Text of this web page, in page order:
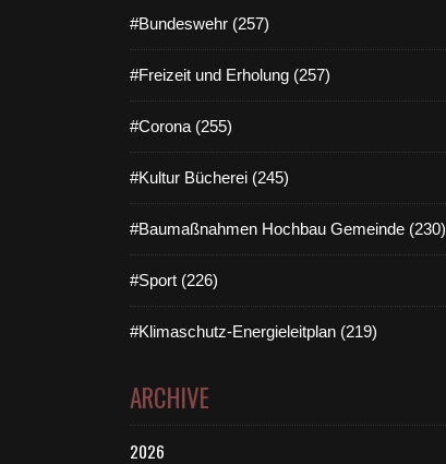
#Bundeswehr (257)
#Freizeit und Erholung (257)
#Corona (255)
#Kultur Bücherei (245)
#Baumaßnahmen Hochbau Gemeinde (230)
#Sport (226)
#Klimaschutz-Energieleitplan (219)
ARCHIVE
2026